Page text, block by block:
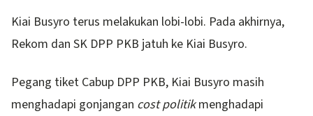
Kiai Busyro terus melakukan lobi-lobi. Pada akhirnya,
Rekom dan SK DPP PKB jatuh ke Kiai Busyro.
Pegang tiket Cabup DPP PKB, Kiai Busyro masih
menghadapi gonjangan cost politikmenghadapi